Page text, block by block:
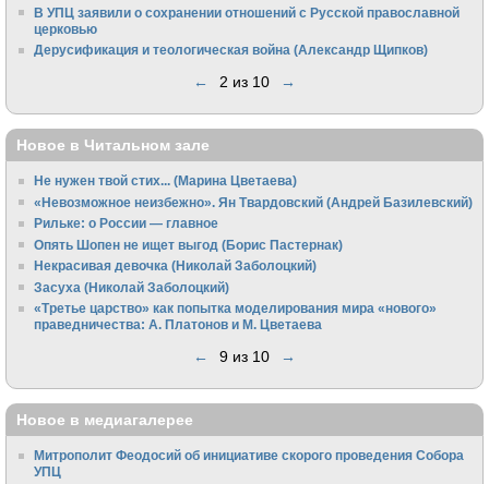
В УПЦ заявили о сохранении отношений с Русской православной
церковью
Дерусификация и теологическая война (Александр Щипков)
← 2 из 10 →
Новое в Читальном зале
Не нужен твой стих... (Марина Цветаева)
«Невозможное неизбежно». Ян Твардовский (Андрей Базилевский)
Рильке: о России — главное
Опять Шопен не ищет выгод (Борис Пастернак)
Некрасивая девочка (Николай Заболоцкий)
Засуха (Николай Заболоцкий)
«Третье царство» как попытка моделирования мира «нового»
праведничества: А. Платонов и М. Цветаева
← 9 из 10 →
Новое в медиагалерее
Митрополит Феодосий об инициативе скорого проведения Собора
УПЦ